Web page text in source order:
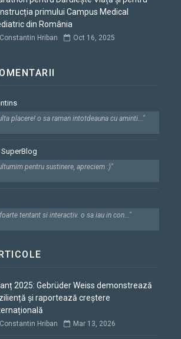
primului Campus Medical
din România
Constantin Hriban Oct 16, 2025
placere! o sa raman intotdeauna cu aminti..."
pentru sustinere, apreciem :)"
tentant si interactiv. o sa iau in con..."
2025: Gebrüder Weiss demonstrează
și raportează creștere
Constantin Hriban Mar 13, 2026